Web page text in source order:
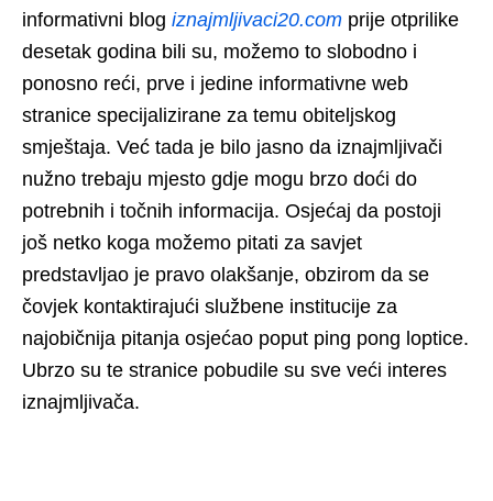
informativni blog iznajmljivaci20.com prije otprilike
desetak godina bili su, možemo to slobodno i
ponosno reći, prve i jedine informativne web
stranice specijalizirane za temu obiteljskog
smještaja. Već tada je bilo jasno da iznajmljivači
nužno trebaju mjesto gdje mogu brzo doći do
potrebnih i točnih informacija. Osjećaj da postoji
još netko koga možemo pitati za savjet
predstavljao je pravo olakšanje, obzirom da se
čovjek kontaktirajući službene institucije za
najobičnija pitanja osjećao poput ping pong loptice.
Ubrzo su te stranice pobudile su sve veći interes
iznajmljivača.